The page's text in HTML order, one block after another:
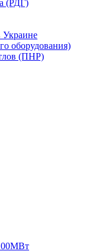
(РДГ)
Украине
оборудования)
(ПНР)